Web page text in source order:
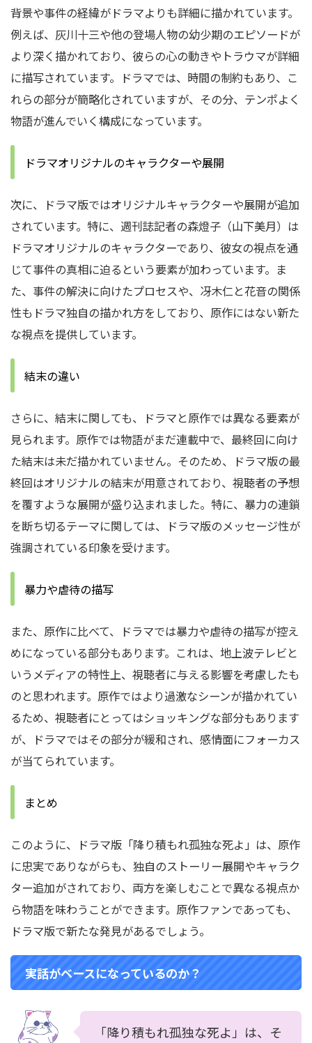
背景や事件の経緯がドラマよりも詳細に描かれています。
例えば、灰川十三や他の登場人物の幼少期のエピソードが
より深く描かれており、彼らの心の動きやトラウマが詳細
に描写されています。ドラマでは、時間の制約もあり、こ
れらの部分が簡略化されていますが、その分、テンポよく
物語が進んでいく構成になっています。
ドラマオリジナルのキャラクターや展開
次に、ドラマ版ではオリジナルキャラクターや展開が追加
されています。特に、週刊誌記者の森燈子（山下美月）は
ドラマオリジナルのキャラクターであり、彼女の視点を通
じて事件の真相に迫るという要素が加わっています。ま
た、事件の解決に向けたプロセスや、冴木仁と花音の関係
性もドラマ独自の描かれ方をしており、原作にはない新た
な視点を提供しています。
結末の違い
さらに、結末に関しても、ドラマと原作では異なる要素が
見られます。原作では物語がまだ連載中で、最終回に向け
た結末は未だ描かれていません。そのため、ドラマ版の最
終回はオリジナルの結末が用意されており、視聴者の予想
を覆すような展開が盛り込まれました。特に、暴力の連鎖
を断ち切るテーマに関しては、ドラマ版のメッセージ性が
強調されている印象を受けます。
暴力や虐待の描写
また、原作に比べて、ドラマでは暴力や虐待の描写が控え
めになっている部分もあります。これは、地上波テレビと
いうメディアの特性上、視聴者に与える影響を考慮したも
のと思われます。原作ではより過激なシーンが描かれてい
るため、視聴者にとってはショッキングな部分もあります
が、ドラマではその部分が緩和され、感情面にフォーカス
が当てられています。
まとめ
このように、ドラマ版「降り積もれ孤独な死よ」は、原作
に忠実でありながらも、独自のストーリー展開やキャラク
ター追加がされており、両方を楽しむことで異なる視点か
ら物語を味わうことができます。原作ファンであっても、
ドラマ版で新たな発見があるでしょう。
実話がベースになっているのか？
「降り積もれ孤独な死よ」は、そ